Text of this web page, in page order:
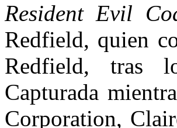
Resident Evil
Redfield, quien
Redfield, tras
Capturada
Corporation,